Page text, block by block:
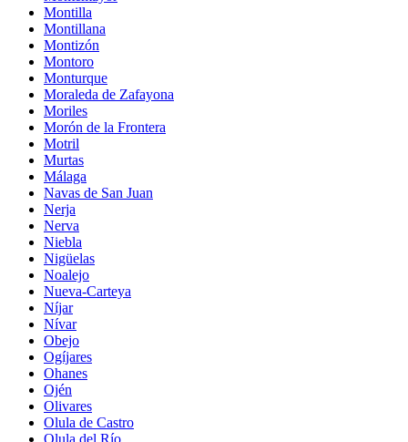
Montilla
Montillana
Montizón
Montoro
Monturque
Moraleda de Zafayona
Moriles
Morón de la Frontera
Motril
Murtas
Málaga
Navas de San Juan
Nerja
Nerva
Niebla
Nigüelas
Noalejo
Nueva-Carteya
Níjar
Nívar
Obejo
Ogíjares
Ohanes
Ojén
Olivares
Olula de Castro
Olula del Río